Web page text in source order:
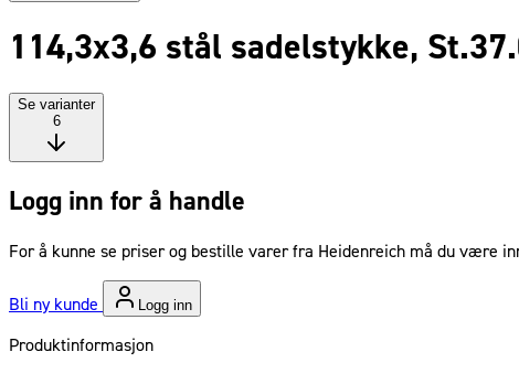
114,3x3,6 stål sadelstykke,
Se varianter
6
Logg inn for å handle
For å kunne se priser og bestille varer fra Heidenreich må du være
Bli ny kunde Logg inn
Produktinformasjon